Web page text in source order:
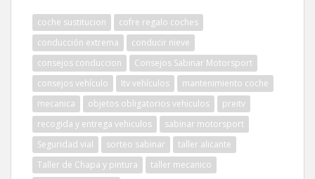
coche sustitucion
cofre regalo coches
conducción extrema
conducir nieve
consejos conduccion
Consejos Sabinar Motorsport
consejos vehículo
Itv vehículos
mantenimiento coche
mecanica
objetos obligatorios vehiculos
preitv
recogida y entrega vehiculos
sabinar motorsport
Seguridad vial
sorteo sabinar
taller alicante
Taller de Chapa y pintura
taller mecanico